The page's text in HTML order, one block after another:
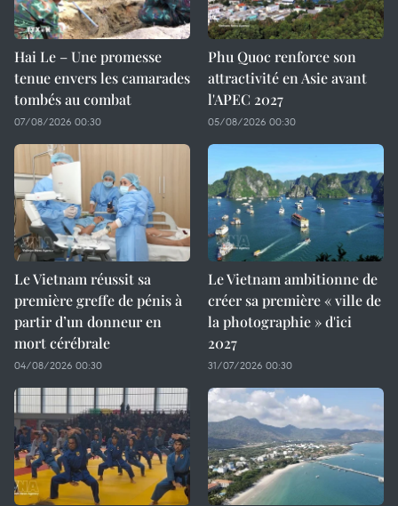
Hai Le – Une promesse
tenue envers les camarades
tombés au combat
07/08/2026 00:30
Phu Quoc renforce son
attractivité en Asie avant
l'APEC 2027
05/08/2026 00:30
Le Vietnam réussit sa
première greffe de pénis à
partir d’un donneur en
mort cérébrale
04/08/2026 00:30
Le Vietnam ambitionne de
créer sa première « ville de
la photographie » d'ici
2027
31/07/2026 00:30